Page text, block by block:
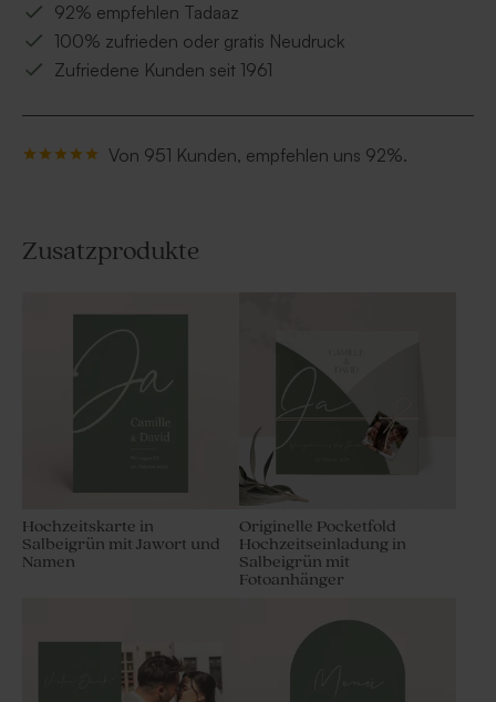
92% empfehlen Tadaaz
100% zufrieden oder gratis Neudruck
Zufriedene Kunden seit 1961
Von 951 Kunden, empfehlen uns 92%.
Zusatzprodukte
Hochzeitskarte in
Salbeigrün mit Jawort und
Namen
Originelle Pocketfold
Hochzeitseinladung in
Salbeigrün mit
Fotoanhänger